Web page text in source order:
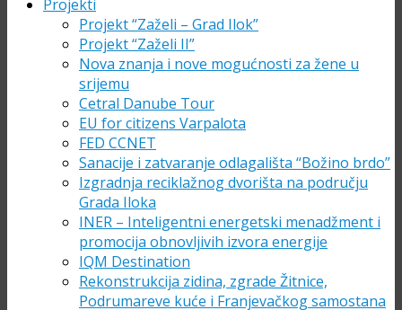
Projekti
Projekt “Zaželi – Grad Ilok”
Projekt “Zaželi II”
Nova znanja i nove mogućnosti za žene u
srijemu
Cetral Danube Tour
EU for citizens Varpalota
FED CCNET
Sanacije i zatvaranje odlagališta “Božino brdo”
Izgradnja reciklažnog dvorišta na području
Grada Iloka
INER – Inteligentni energetski menadžment i
promocija obnovljivih izvora energije
IQM Destination
Rekonstrukcija zidina, zgrade Žitnice,
Podrumareve kuće i Franjevačkog samostana